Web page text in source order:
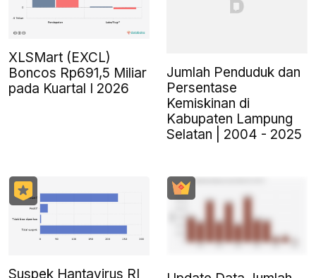
XLSMart (EXCL)
Boncos Rp691,5 Miliar
pada Kuartal I 2026
Jumlah Penduduk dan
Persentase
Kemiskinan di
Kabupaten Lampung
Selatan | 2004 - 2025
Suspek Hantavirus RI